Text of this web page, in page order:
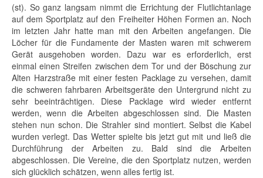
(st). So ganz langsam nimmt die Errichtung der Flutlichtanlage
auf dem Sportplatz auf den Freiheiter Höhen Formen an. Noch
im letzten Jahr hatte man mit den Arbeiten angefangen. Die
Löcher für die Fundamente der Masten waren mit schwerem
Gerät ausgehoben worden. Dazu war es erforderlich, erst
einmal einen Streifen zwischen dem Tor und der Böschung zur
Alten Harzstraße mit einer festen Packlage zu versehen, damit
die schweren fahrbaren Arbeitsgeräte den Untergrund nicht zu
sehr beeinträchtigen. Diese Packlage wird wieder entfernt
werden, wenn die Arbeiten abgeschlossen sind. Die Masten
stehen nun schon. Die Strahler sind montiert. Selbst die Kabel
wurden verlegt. Das Wetter spielte bis jetzt gut mit und ließ die
Durchführung der Arbeiten zu. Bald sind die Arbeiten
abgeschlossen. Die Vereine, die den Sportplatz nutzen, werden
sich glücklich schätzen, wenn alles fertig ist.